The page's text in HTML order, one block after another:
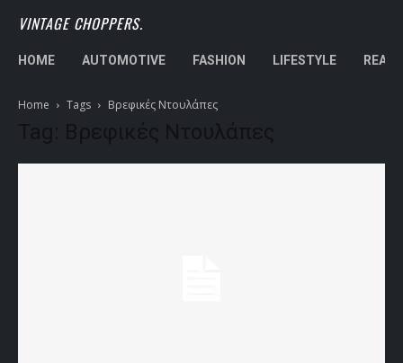
VINTAGE CHOPPERS.
HOME AUTOMOTIVE FASHION LIFESTYLE REAL
Home Tags Βρεφικές Ντουλάπες
Tag: Βρεφικές Ντουλάπες